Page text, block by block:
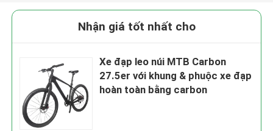
Nhận giá tốt nhất cho
Xe đạp leo núi MTB Carbon
27.5er với khung & phuộc xe đạp
hoàn toàn bằng carbon